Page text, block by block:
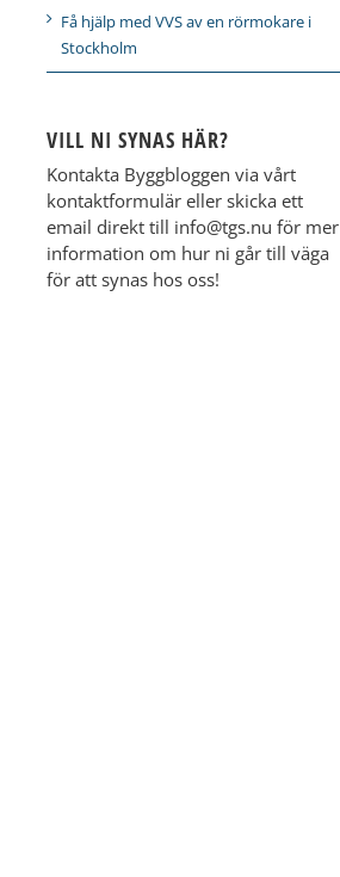
Få hjälp med VVS av en rörmokare i
Stockholm
VILL NI SYNAS HÄR?
Kontakta Byggbloggen via vårt
kontaktformulär eller skicka ett
email direkt till info@tgs.nu för mer
information om hur ni går till väga
för att synas hos oss!